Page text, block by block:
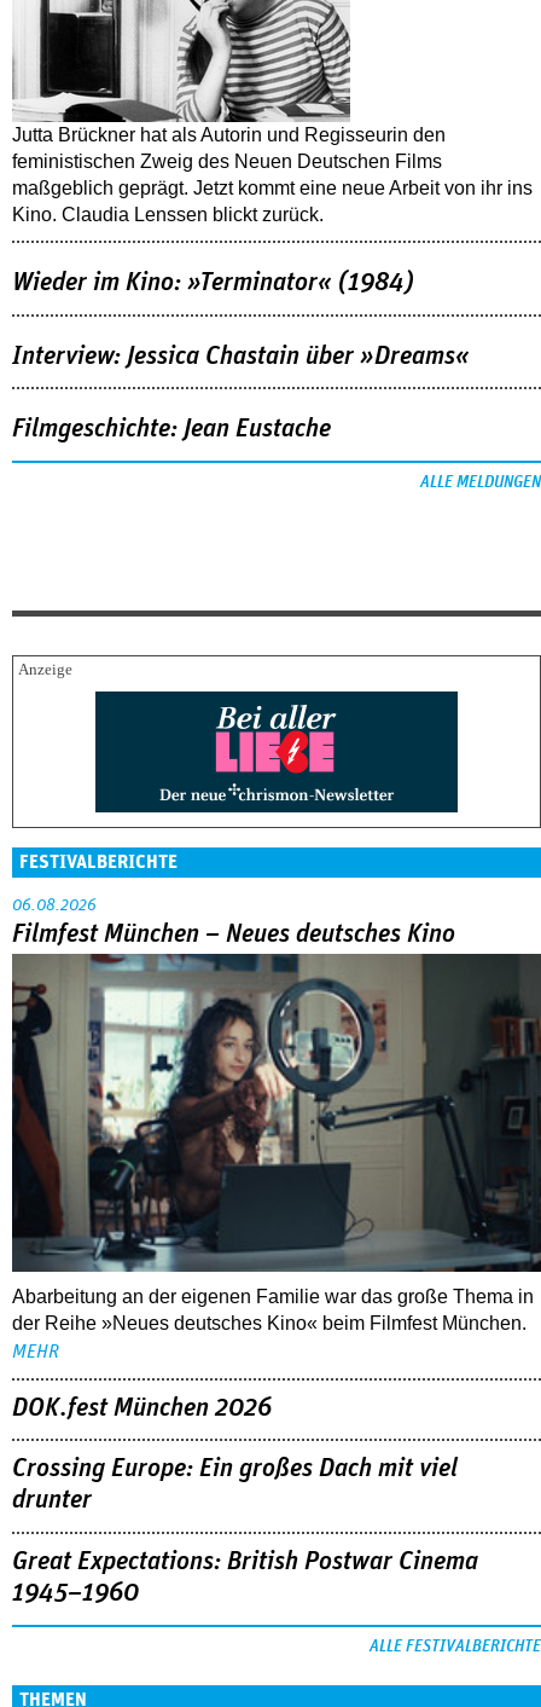
Jutta Brückner hat als Autorin und Regisseurin den
feministischen Zweig des Neuen Deutschen Films
maßgeblich geprägt. Jetzt kommt eine neue Arbeit von ihr ins
Kino. Claudia Lenssen blickt zurück.
Wieder im Kino: »Terminator« (1984)
Interview: Jessica Chastain über »Dreams«
Filmgeschichte: Jean Eustache
ALLE MELDUNGEN
FESTIVALBERICHTE
06.08.2026
Filmfest München – Neues deutsches Kino
Abarbeitung an der eigenen Familie war das große Thema in
der Reihe »Neues deutsches Kino« beim Filmfest München.
MEHR
DOK.fest München 2026
Crossing Europe: Ein großes Dach mit viel
drunter